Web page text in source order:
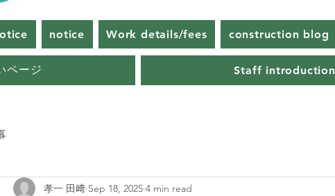
notice Work details/fees construction blog
ページ Staff introduction
孝一 田﨑 Sep 18, 2025 4 min read